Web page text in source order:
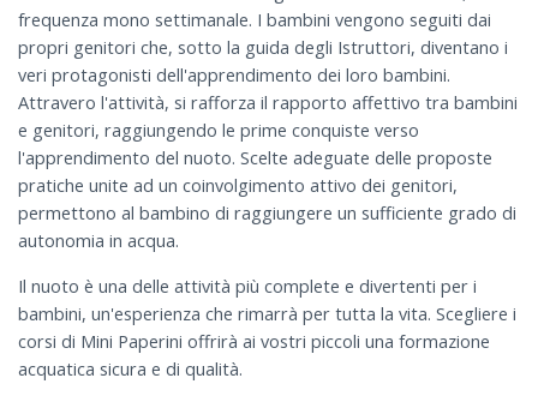
frequenza mono settimanale. I bambini vengono seguiti dai
propri genitori che, sotto la guida degli Istruttori, diventano i
veri protagonisti dell'apprendimento dei loro bambini.
Attravero l'attività, si rafforza il rapporto affettivo tra bambini
e genitori, raggiungendo le prime conquiste verso
l'apprendimento del nuoto. Scelte adeguate delle proposte
pratiche unite ad un coinvolgimento attivo dei genitori,
permettono al bambino di raggiungere un sufficiente grado di
autonomia in acqua.
Il nuoto è una delle attività più complete e divertenti per i
bambini, un'esperienza che rimarrà per tutta la vita. Scegliere i
corsi di Mini Paperini offrirà ai vostri piccoli una formazione
acquatica sicura e di qualità.